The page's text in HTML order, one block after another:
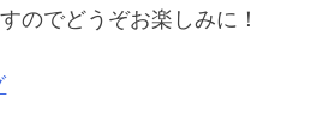
のでどうぞお楽しみに！